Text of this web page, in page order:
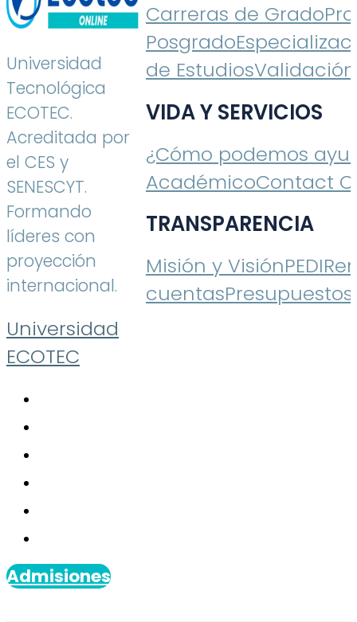
Universidad
Tecnológica
ECOTEC.
Acreditada por
el CES y
SENESCYT.
Formando
líderes con
proyección
internacional.
Universidad
ECOTEC
Admisiones
Carreras de Grado
Posgrado
de Estudios
VIDA Y SERVICIOS
¿Cómo podemos
AcadémicoContact
TRANSPARENCIA
Misión y VisiónPEDI
cuentasPresupuestos